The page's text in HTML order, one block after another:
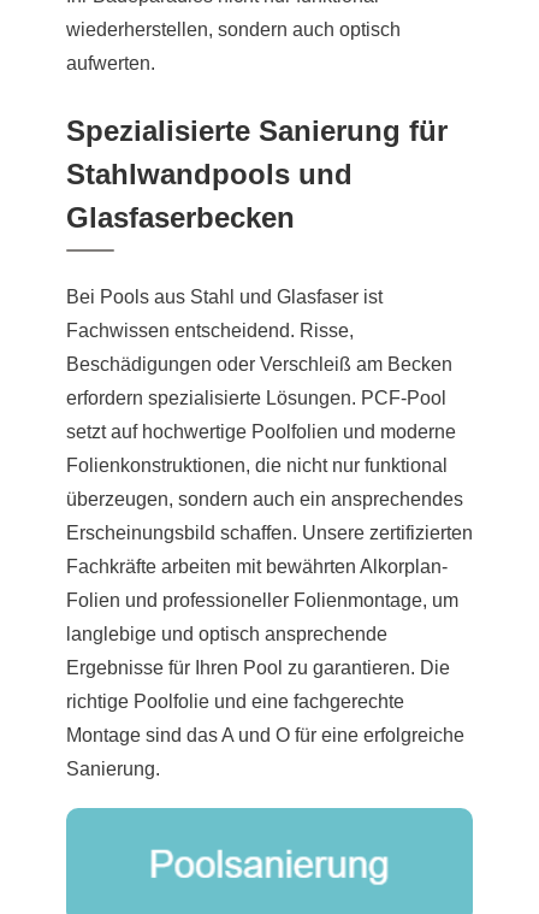
wiederherstellen, sondern auch optisch
aufwerten.
Spezialisierte Sanierung für
Stahlwandpools und
Glasfaserbecken
Bei Pools aus Stahl und Glasfaser ist
Fachwissen entscheidend. Risse,
Beschädigungen oder Verschleiß am Becken
erfordern spezialisierte Lösungen. PCF-Pool
setzt auf hochwertige Poolfolien und moderne
Folienkonstruktionen, die nicht nur funktional
überzeugen, sondern auch ein ansprechendes
Erscheinungsbild schaffen. Unsere zertifizierten
Fachkräfte arbeiten mit bewährten Alkorplan-
Folien und professioneller Folienmontage, um
langlebige und optisch ansprechende
Ergebnisse für Ihren Pool zu garantieren. Die
richtige Poolfolie und eine fachgerechte
Montage sind das A und O für eine erfolgreiche
Sanierung.